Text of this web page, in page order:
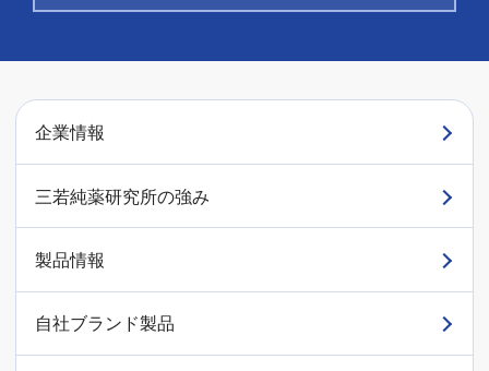
企業情報
三若純薬研究所の強み
製品情報
自社ブランド製品